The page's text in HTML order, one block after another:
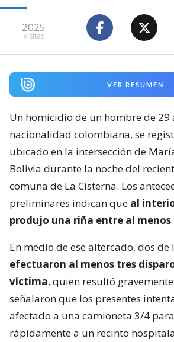
2025
visitas
VER RESUMEN
Un homicidio de un hombre de 29
nacionalidad colombiana, se
ubicado en la intersección de
Bolivia durante la noche del
comuna de La Cisterna. Los
preliminares indican que al
produjo una riña entre al menos
En medio de ese altercado, dos de
efectuaron al menos tres
víctima, quien resultó
señalaron que los presentes
afectado a una camioneta 3/4
rápidamente a un recinto